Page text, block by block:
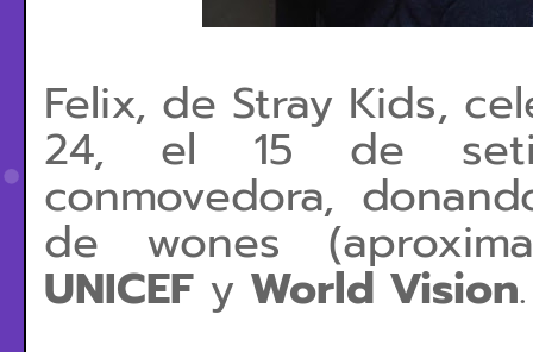
Felix, de Stray Kids,
24, el 15 de
conmovedora,
de wones
UNICEF y World Vision.